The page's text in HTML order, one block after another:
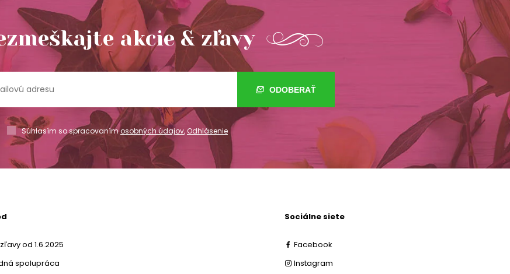
akcie & zľavy
ODOBERAŤ
Súhlasím so spracovanímosobných údajov,Odhlásenie
od 1.6.2025
spolupráca
Sociálne siete
Facebook
Instagram